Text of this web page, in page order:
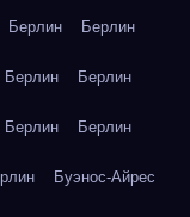
Берлин Берлин
Берлин Берлин
Берлин Берлин
Буэнос-Айрес